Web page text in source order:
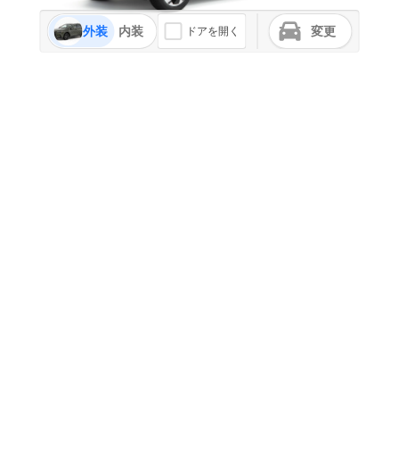
外装 内装 ドアを開く 変更